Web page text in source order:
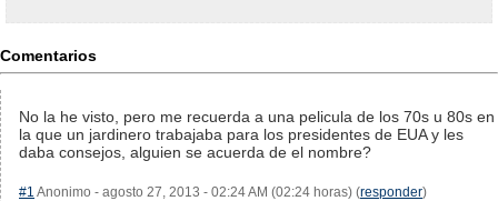
Comentarios
No la he visto, pero me recuerda a una pelicula de los 70s u 80s en
la que un jardinero trabajaba para los presidentes de EUA y les
daba consejos, alguien se acuerda de el nombre?
#1 Anonimo - agosto 27, 2013 - 02:24 AM (02:24 horas) (responder)